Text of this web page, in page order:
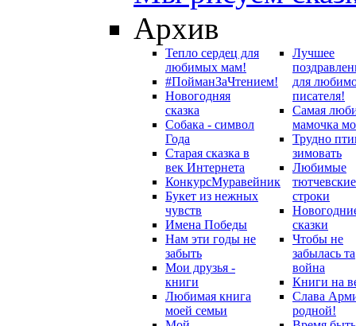
Архив
Тепло сердец для
любимых мам!
#ПойманЗаЧтением!
Новогодняя
сказка
Собака - символ
Года
Старая сказка в
век Интернета
КонкурсМуравейник
Букет из нежных
чувств
Имена Победы
Нам эти годы не
забыть
Мои друзья -
книги
Любимая книга
моей семьи
Лучшее
для
писателя!
Самая
мамочка
Трудно
зимовать
Любимые
тютчевские
строки
сказки
Чтобы не
забылась та
война
Книги на
Слава
родной!